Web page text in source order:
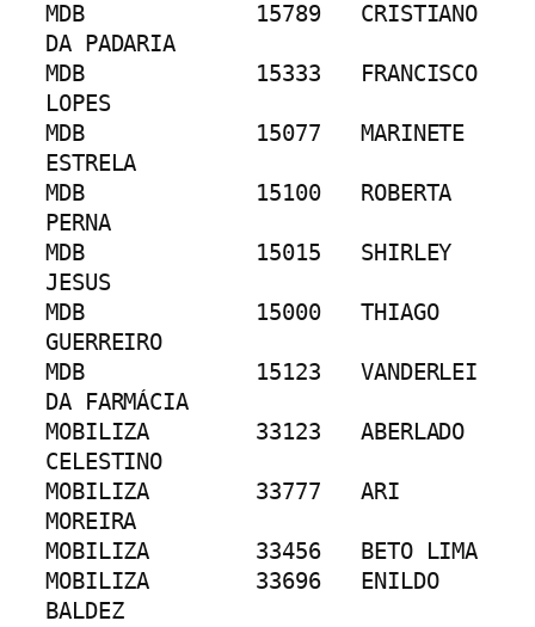
MDB		15789	CRISTIANO
DA PADARIA
MDB		15333	FRANCISCO
LOPES
MDB		15077	MARINETE
ESTRELA
MDB		15100	ROBERTA
PERNA
MDB		15015	SHIRLEY
JESUS
MDB		15000	THIAGO
GUERREIRO
MDB		15123	VANDERLEI
DA FARMÁCIA
MOBILIZA	33123	ABERLADO
CELESTINO
MOBILIZA	33777	ARI
MOREIRA
MOBILIZA	33456	BETO LIMA
MOBILIZA	33696	ENILDO
BALDEZ